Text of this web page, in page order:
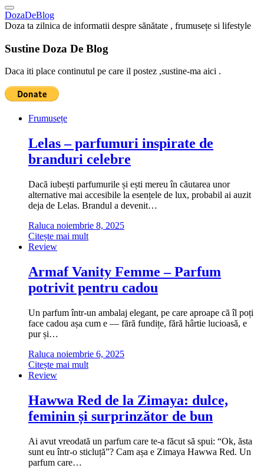
DozaDeBlog
Doza ta zilnica de informatii despre sănătate , frumusețe si lifestyle
Sustine Doza De Blog
Daca iti place continutul pe care il postez ,sustine-ma aici .
Frumusețe
Lelas – parfumuri inspirate de
branduri celebre
Dacă iubești parfumurile și ești mereu în căutarea unor
alternative mai accesibile la esențele de lux, probabil ai auzit
deja de Lelas. Brandul a devenit…
Raluca noiembrie 8, 2025
Citește mai mult
Review
Armaf Vanity Femme – Parfum
potrivit pentru cadou
Un parfum într-un ambalaj elegant, pe care aproape că îl poți
face cadou așa cum e — fără fundițe, fără hârtie lucioasă, e
pur și…
Raluca noiembrie 6, 2025
Citește mai mult
Review
Hawwa Red de la Zimaya: dulce,
feminin și surprinzător de bun
Ai avut vreodată un parfum care te-a făcut să spui: “Ok, ăsta
sunt eu într-o sticluță”? Cam așa e Zimaya Hawwa Red. Un
parfum care…